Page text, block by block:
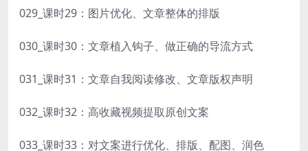
029_课时29：图片优化、文章整体的排版
030_课时30：文章植入钩子、做正确的导流方式
031_课时31：文章自我阅读修改、文章版权声明
032_课时32：高收藏视频提取原创文案
033_课时33：对文案进行优化、排版、配图、润色